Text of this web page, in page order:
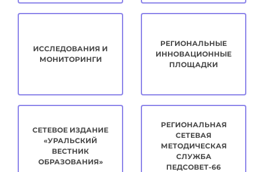
ИССЛЕДОВАНИЯ И
МОНИТОРИНГИ
РЕГИОНАЛЬНЫЕ
ИННОВАЦИОННЫЕ
ПЛОЩАДКИ
СЕТЕВОЕ ИЗДАНИЕ
«УРАЛЬСКИЙ
ВЕСТНИК
ОБРАЗОВАНИЯ»
РЕГИОНАЛЬНАЯ
СЕТЕВАЯ
МЕТОДИЧЕСКАЯ
СЛУЖБА
ПЕДСОВЕТ-66